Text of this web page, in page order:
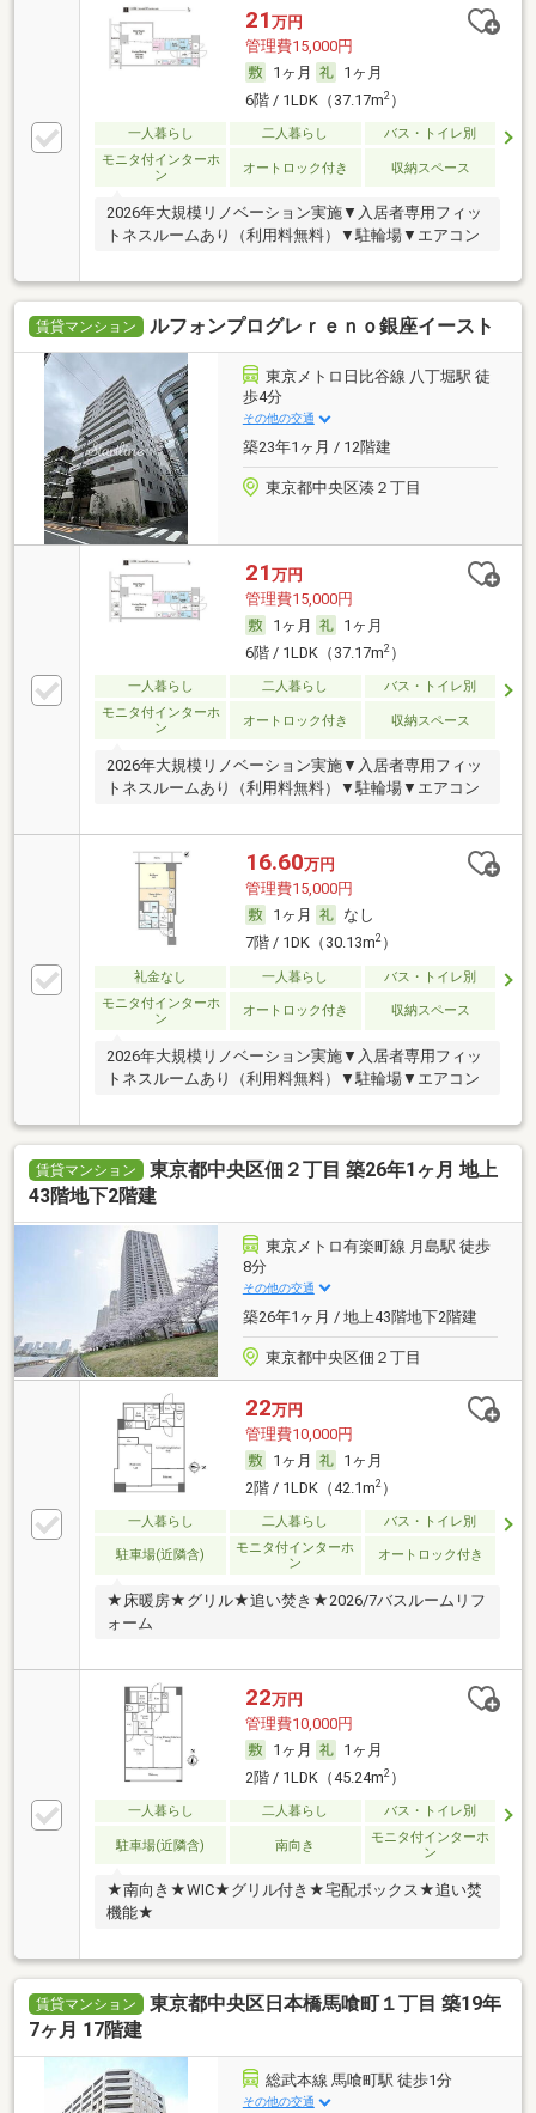
21 万円
管理費15,000円
1ヶ月
1ヶ月
6階 / 1LDK（37.17m2）
一人暮らし 二人暮らし
バス・トイレ別
モニタ付インターホ
ン
オートロック付き 収納スペース
2026年大規模リノベーション実施▼入居者専用フィッ
トネスルームあり（利用料無料）▼駐輪場▼エアコン
賃貸マンション ルフォンプログレｒｅｎｏ銀座イースト
東京メトロ日比谷線 八丁堀駅 徒
歩4分
その他の交通
築23年1ヶ月 / 12階建
東京都中央区湊２丁目
21 万円
管理費15,000円
1ヶ月
1ヶ月
6階 / 1LDK（37.17m2）
一人暮らし 二人暮らし
バス・トイレ別
モニタ付インターホ
ン
オートロック付き 収納スペース
2026年大規模リノベーション実施▼入居者専用フィッ
トネスルームあり（利用料無料）▼駐輪場▼エアコン
16.60万円
管理費15,000円
1ヶ月
なし
7階 / 1DK（30.13m2）
礼金なし 一人暮らし
バス・トイレ別
モニタ付インターホ
ン
オートロック付き 収納スペース
2026年大規模リノベーション実施▼入居者専用フィッ
トネスルームあり（利用料無料）▼駐輪場▼エアコン
賃貸マンション
東京都中央区佃２丁目 築26年1ヶ月 地上
43階地下2階建
東京メトロ有楽町線 月島駅 徒歩
8分
その他の交通
築26年1ヶ月 / 地上43階地下2階建
東京都中央区佃２丁目
22万円
管理費10,000円
1ヶ月
1ヶ月
2階 / 1LDK（42.1m2）
一人暮らし 二人暮らし バス・トイレ別
駐車場(近隣含)
モニタ付インターホ
ン
オートロック付き
★床暖房★グリル★追い焚き★2026/7バスルームリフ
ォーム
22万円
管理費10,000円
1ヶ月
1ヶ月
2階 / 1LDK（45.24m2）
一人暮らし 二人暮らし バス・トイレ別
駐車場(近隣含) 南向き
モニタ付インターホ
ン
★南向き★WIC★グリル付き★宅配ボックス★追い焚
機能★
賃貸マンション
東京都中央区日本橋馬喰町１丁目 築19年
7ヶ月 17階建
総武本線 馬喰町駅 徒歩1分
その他の交通